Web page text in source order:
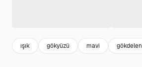
ışık gökyüzü mavi gökdelen